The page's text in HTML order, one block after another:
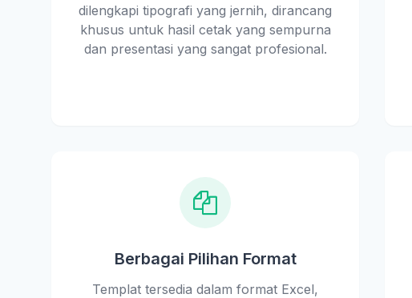
dilengkapi tipografi yang jernih, dirancang
khusus untuk hasil cetak yang sempurna
dan presentasi yang sangat profesional.
Berbagai Pilihan Format
Templat tersedia dalam format Excel,